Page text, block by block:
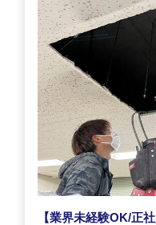
【業界未経験OK/正